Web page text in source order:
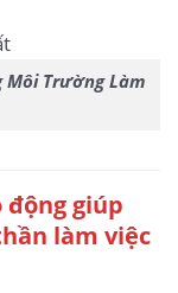
Môi Trường Làm
giúp
làm việc